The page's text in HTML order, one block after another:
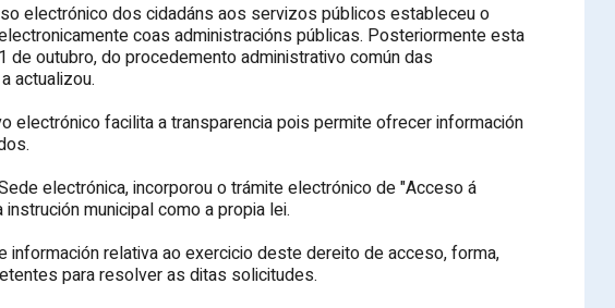
electrónico dos cidadáns aos servizos públicos estableceu o
coas administracións públicas. Posteriormente esta
outubro, do procedemento administrativo común das
actualizou.
electrónico facilita a transparencia pois permite ofrecer información
electrónica, incorporou o trámite electrónico de "Acceso á
municipal como a propia lei.
relativa ao exercicio deste dereito de acceso, forma,
para resolver as ditas solicitudes.